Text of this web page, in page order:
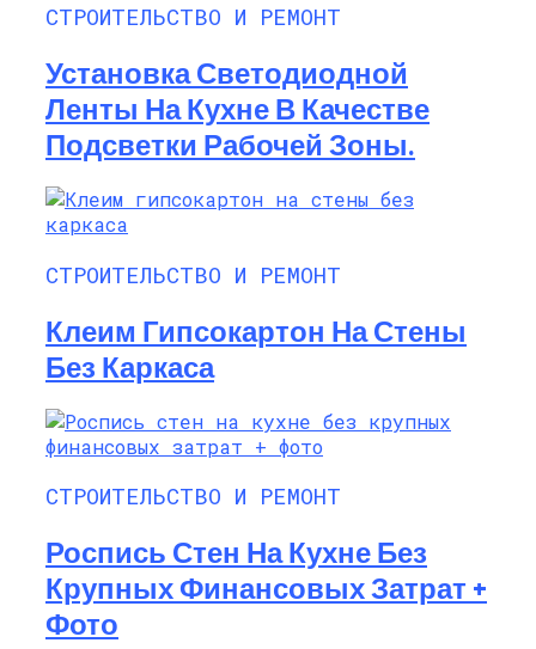
СТРОИТЕЛЬСТВО И РЕМОНТ
Установка Светодиодной
Ленты На Кухне В Качестве
Подсветки Рабочей Зоны.
СТРОИТЕЛЬСТВО И РЕМОНТ
Клеим Гипсокартон На Стены
Без Каркаса
СТРОИТЕЛЬСТВО И РЕМОНТ
Роспись Стен На Кухне Без
Крупных Финансовых Затрат +
Фото